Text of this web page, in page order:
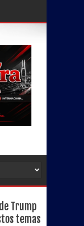
Trump
temas